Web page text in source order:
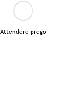
Attendere prego